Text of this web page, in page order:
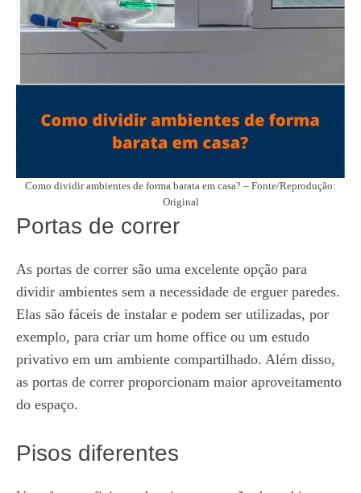
Como dividir ambientes de forma barata em casa? – Fonte/Reprodução:
Original
Portas de correr
As portas de correr são uma excelente opção para
dividir ambientes sem a necessidade de erguer paredes.
Elas são fáceis de instalar e podem ser utilizadas, por
exemplo, para criar um home office ou um estudo
privativo em um ambiente compartilhado. Além disso,
as portas de correr proporcionam maior aproveitamento
do espaço.
Pisos diferentes